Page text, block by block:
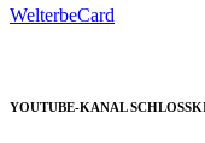
WelterbeCard
YOUTUBE-KANAL